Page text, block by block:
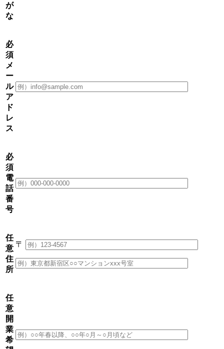
が
な
必
須
メ
ー
ル
ア
ド
レ
ス
必
須
電
話
番
号
任
意
住
所
〒
任
意
開
業
希